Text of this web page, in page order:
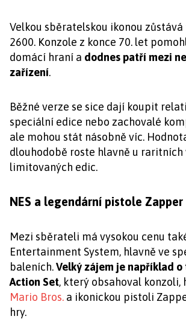
Velkou sběratelskou ikonou
2600. Konzole z konce 70. let
domácí hraní a dodnes patří mezi
zařízení.
Běžné verze se sice dají koupit
speciální edice nebo zachovalé
ale mohou stát násobně víc.
dlouhodobě roste hlavně u raritních
limitovaných edic.
NES a legendární pistole Zapper
Mezi sběrateli má vysokou cenu
Entertainment System, hlavně ve
baleních.Velký zájem je například o
Action Set, který obsahoval konzoli,
Mario Bros. a ikonickou pistoli
hry.